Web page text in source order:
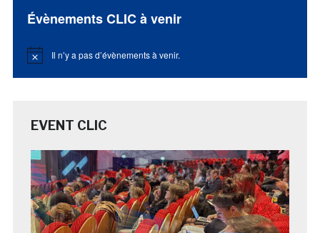
Évènements CLIC à venir
Notice Il n’y a pas d’évènements à venir.
EVENT CLIC